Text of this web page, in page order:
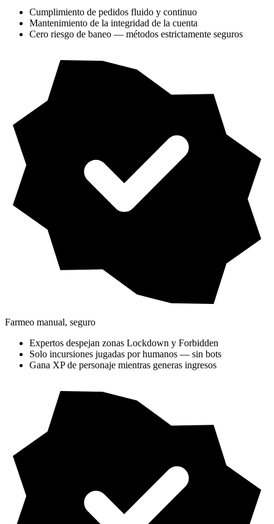
Cumplimiento de pedidos fluido y continuo
Mantenimiento de la integridad de la cuenta
Cero riesgo de baneo — métodos estrictamente seguros
Farmeo manual, seguro
Expertos despejan zonas Lockdown y Forbidden
Solo incursiones jugadas por humanos — sin bots
Gana XP de personaje mientras generas ingresos